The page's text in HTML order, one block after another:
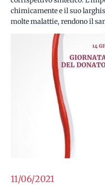
chimicamente e il suo
molte malattie, rendono il
11/062021